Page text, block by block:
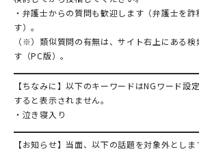
・弁護士からの質問も歓迎します（弁護士を
す）。
（※）類似質問の有無は、サイト右上にある
す（PC版）。
【ちなみに】以下のキーワードはNGワード設
すると表示されません。
・泣き寝入り
【お知らせ】当面、以下の話題を対象外とし